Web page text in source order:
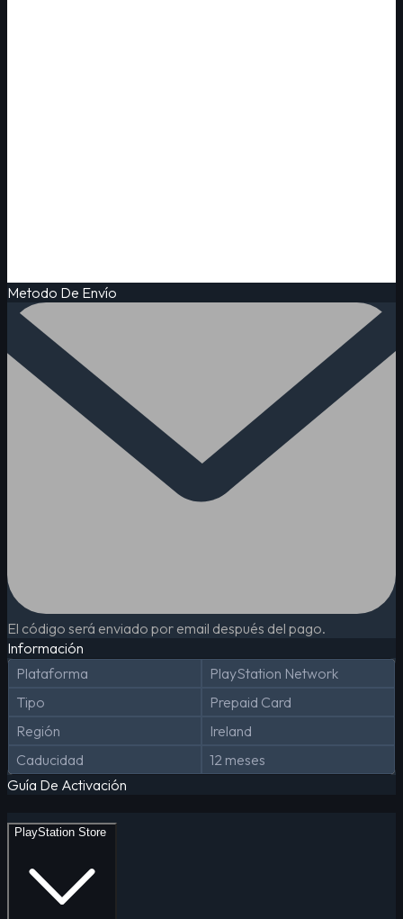
Metodo De Envío
El código será enviado por email después del pago.
Información
Plataforma
PlayStation Network
Tipo
Prepaid Card
Región
Ireland
Caducidad
12 meses
Guía De Activación
PlayStation Store